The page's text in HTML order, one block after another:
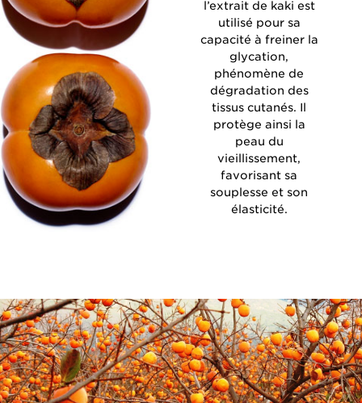
l’extrait de kaki est
utilisé pour sa
capacité à freiner la
glycation,
phénomène de
dégradation des
tissus cutanés. Il
protège ainsi la
peau du
vieillissement,
favorisant sa
souplesse et son
élasticité.